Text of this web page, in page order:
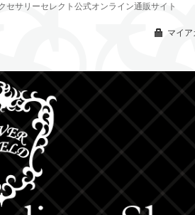
セサリーセレクト公式オンライン通販サイト
マイア